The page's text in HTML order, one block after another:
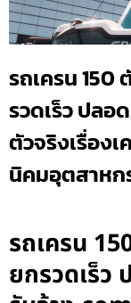
รถเครน
รวดเร็ว ปลอ
ตัวจริงเรื่อง
นิคมอุตสาหก
รถเครน
ยกรวดเร็ว